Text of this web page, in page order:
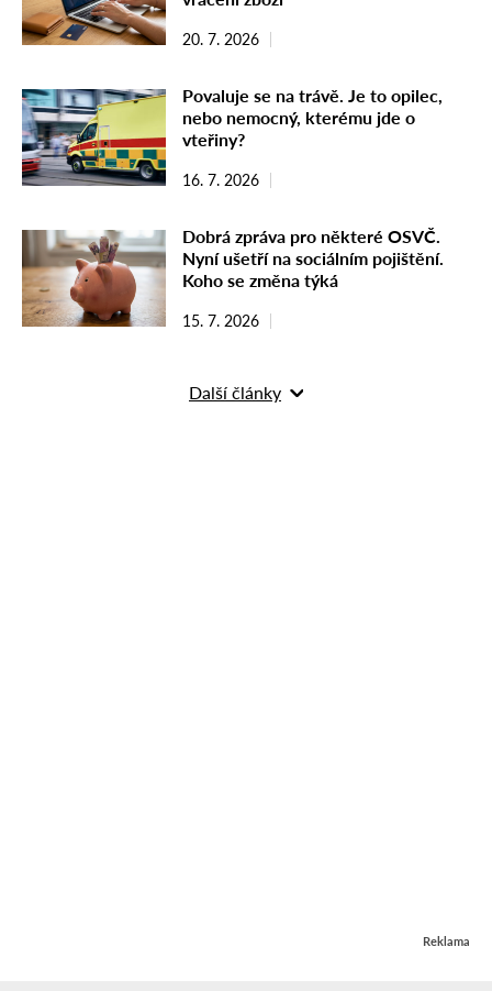
20. 7. 2026
Povaluje se na trávě. Je to opilec,
nebo nemocný, kterému jde o
vteřiny?
16. 7. 2026
Dobrá zpráva pro některé OSVČ.
Nyní ušetří na sociálním pojištění.
Koho se změna týká
15. 7. 2026
Další články
Reklama